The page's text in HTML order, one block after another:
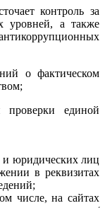
контроль за
уровней, а также
о фактическом
проверки единой
юридических лиц
в реквизитах
числе, на сайтах